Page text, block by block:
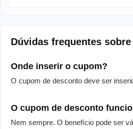
Dúvidas frequentes
Onde inserir o cupom?
O cupom de desconto deve ser
O cupom de desconto
Nem sempre. O benefício pode ser